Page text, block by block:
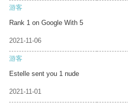
游客
Rank 1 on Google With 5
2021-11-06
游客
Estelle sent you 1 nude
2021-11-01